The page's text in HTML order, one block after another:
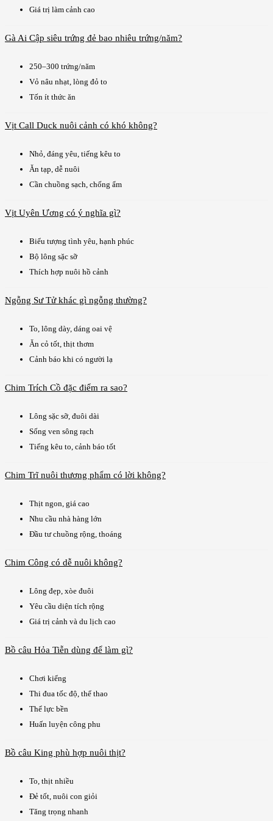
Giá trị làm cảnh cao
Gà Ai Cập siêu trứng đẻ bao nhiêu trứng/năm?
250–300 trứng/năm
Vỏ nâu nhạt, lòng đỏ to
Tốn ít thức ăn
Vịt Call Duck nuôi cảnh có khó không?
Nhỏ, đáng yêu, tiếng kêu to
Ăn tạp, dễ nuôi
Cần chuồng sạch, chống ẩm
Vịt Uyên Ương có ý nghĩa gì?
Biểu tượng tình yêu, hạnh phúc
Bộ lông sặc sỡ
Thích hợp nuôi hồ cảnh
Ngỗng Sư Tử khác gì ngỗng thường?
To, lông dày, dáng oai vệ
Ăn cỏ tốt, thịt thơm
Cảnh báo khi có người lạ
Chim Trích Cồ đặc điểm ra sao?
Lông sặc sỡ, đuôi dài
Sống ven sông rạch
Tiếng kêu to, cảnh báo tốt
Chim Trĩ nuôi thương phẩm có lời không?
Thịt ngon, giá cao
Nhu cầu nhà hàng lớn
Đầu tư chuồng rộng, thoáng
Chim Công có dễ nuôi không?
Lông đẹp, xòe đuôi
Yêu cầu diện tích rộng
Giá trị cảnh và du lịch cao
Bồ câu Hỏa Tiễn dùng để làm gì?
Chơi kiểng
Thi đua tốc độ, thể thao
Thể lực bền
Huấn luyện công phu
Bồ câu King phù hợp nuôi thịt?
To, thịt nhiều
Đẻ tốt, nuôi con giỏi
Tăng trọng nhanh